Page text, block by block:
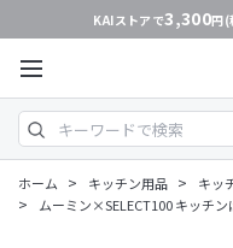
KAIストアで3,300円(
ホーム > キッチン用品 > キッ
> ムーミン×SELECT100 キッチン